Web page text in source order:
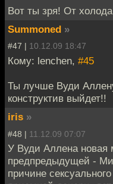
Вот ты зря! От
Summoned »
#47 | 10.12.09 18:47
Кому: lenchen, #45
Ты лучше Вуди
конструктив выйдет!!
iris »
#48 | 11.12.09 07:07
У Вуди Аллена новая
предпредыдущей -
причине